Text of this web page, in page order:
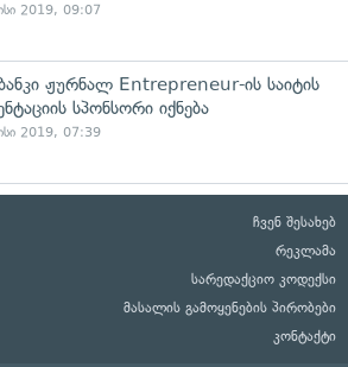
2019, 09:07
ჟურნალ Entrepreneur-ის საიტის
სპონსორი იქნება
2019, 07:39
ჩვენ შესახებ
რეკლამა
სარედაქციო კოდექსი
მასალის გამოყენების პირობები
კონტაქტი